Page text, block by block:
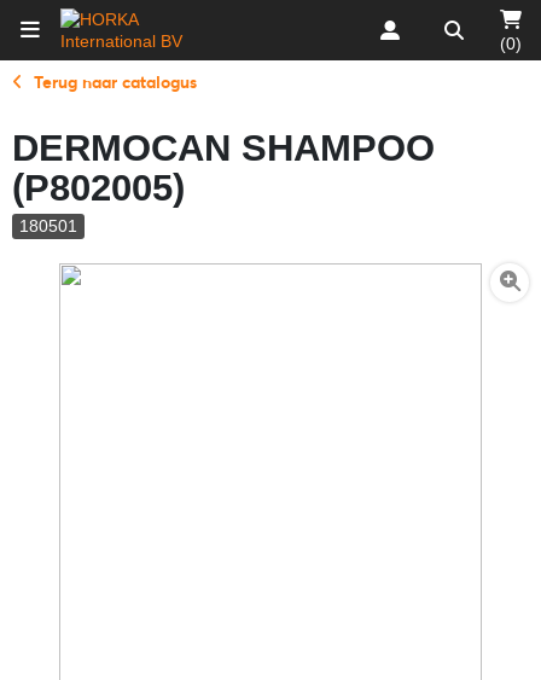
(0)
Terug naar catalogus
DERMOCAN SHAMPOO
(P802005)
180501